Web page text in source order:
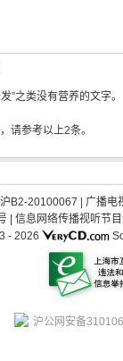
”之类没有营养的文字。
请参考以上2条。
B2-20100067 | 广播电
| 信息网络传播视听节
- 2026
沪公网安备